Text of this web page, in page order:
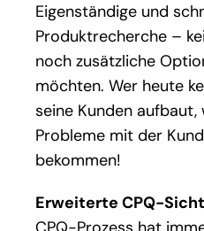
Eigenständige und
Produktrecherche –
noch zusätzliche
möchten. Wer heute
seine Kunden
Probleme mit der
bekommen!
Erweiterte CPQ-Sicht